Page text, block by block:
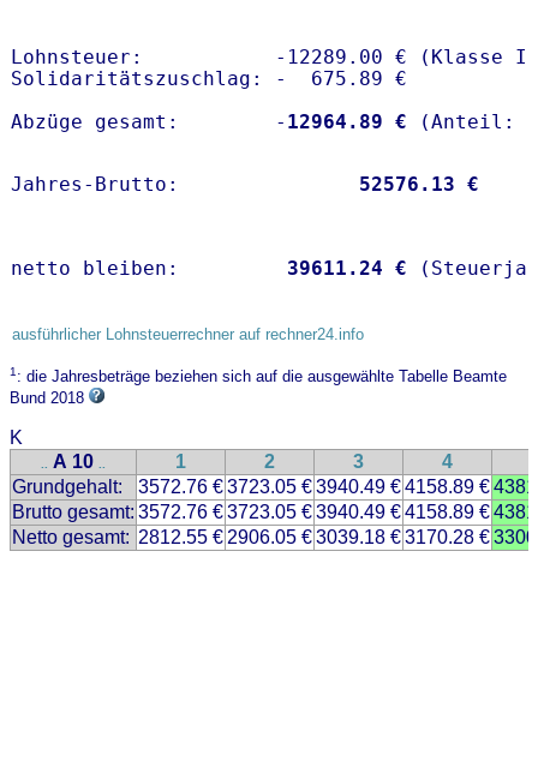
Lohnsteuer:           -12289.00 € (Klasse I)
Solidaritätszuschlag: -  675.89 €
Abzüge gesamt:        - 12964.89 €
Jahres-Brutto: 52576.13 €
netto bleiben: 39611.24 €
ausführlicher Lohnsteuerrechner auf rechner24.info
1: die Jahresbeträge beziehen sich auf die ausgewählte Tabelle Beamte
Bund 2018
K
.. A 10 .. 1 2 3 4
Grundgehalt:
3572.76 €3723.05 €3940.49 €4158.89 €
Brutto gesamt: 3572.76 €3723.05 €3940.49 €4158.89 €
Netto gesamt: 2812.55 € 2906.05 €3039.18 €3170.28 €